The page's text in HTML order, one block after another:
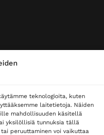
teknologioita, kuten
laitetietoja. Näiden
mahdollisuuden käsitellä
yksilöllisiä tunnuksia tällä
peruuttaminen voi vaikuttaa